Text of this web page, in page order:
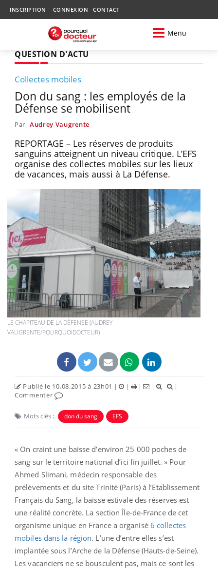
INSCRIPTION CONNEXION CONTACT
Menu
QUESTION D'ACTU
Collectes mobiles
Don du sang : les employés de la
Défense se mobilisent
Par Audrey Vaugrente
REPORTAGE – Les réserves de produits
sanguins atteignent un niveau critique. L’EFS
organise des collectes mobiles sur les lieux
de vacances, mais aussi à La Défense.
LE CHAPITEAU DE LA DÉFENSE (AUDREY
VAUGRENTE/POURQUOIDOCTEUR)
Publié le 10.08.2015 à 23h01 | | | |
|
Commenter
Mots clés : don du sang EFS
« On craint une baisse d’environ 25 000 poches de
sang sur le territoire national d’ici fin juillet. » Pour
Ahmed Slimani, médecin responsable des
prélèvements et du site Trinité (Paris) à l’Etablissement
Français du Sang, la baisse estivale des réserves est
une réalité concrète. La section Île-de-France de cet
organisme unique en France a organisé 6 collectes
mobiles dans la région. L’une d’entre elles s’est
implantée sous l’Arche de la Défense (Hauts-de-Seine).
Les vacanciers ne se bousculent pas, mais ce sont les